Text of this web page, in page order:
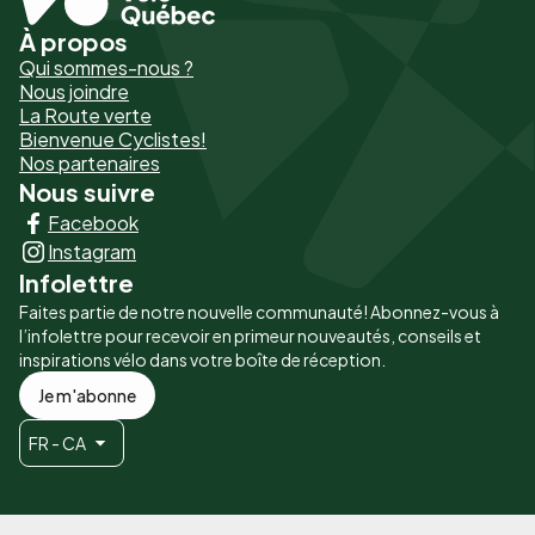
Pied
de
page
-
Liens
principaux
À propos
Qui sommes-nous ?
Nous joindre
La Route verte
Bienvenue Cyclistes!
Nos partenaires
Nous suivre
Facebook
Instagram
Infolettre
Faites partie de notre nouvelle communauté! Abonnez-vous à
l’infolettre pour recevoir en primeur nouveautés, conseils et
inspirations vélo dans votre boîte de réception.
Je m'abonne
FR - CA